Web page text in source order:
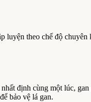
luyện theo chế độ
định cùng một lúc,
bảo vệ lá gan.